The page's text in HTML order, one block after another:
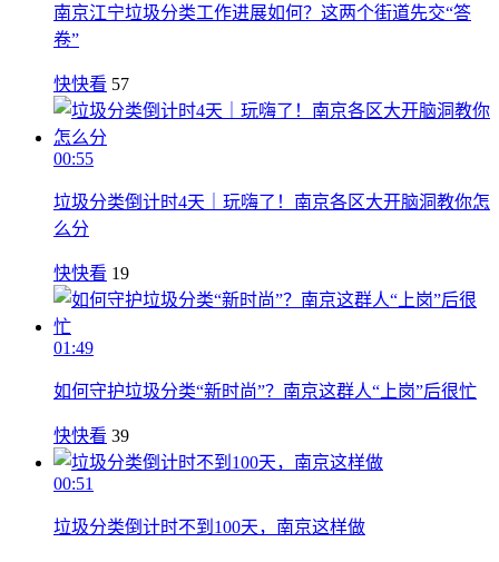
南京江宁垃圾分类工作进展如何？这两个街道先交“答
卷”
快快看 57
00:55
垃圾分类倒计时4天｜玩嗨了！南京各区大开脑洞教你怎
么分
快快看 19
01:49
如何守护垃圾分类“新时尚”？南京这群人“上岗”后很忙
快快看 39
00:51
垃圾分类倒计时不到100天，南京这样做